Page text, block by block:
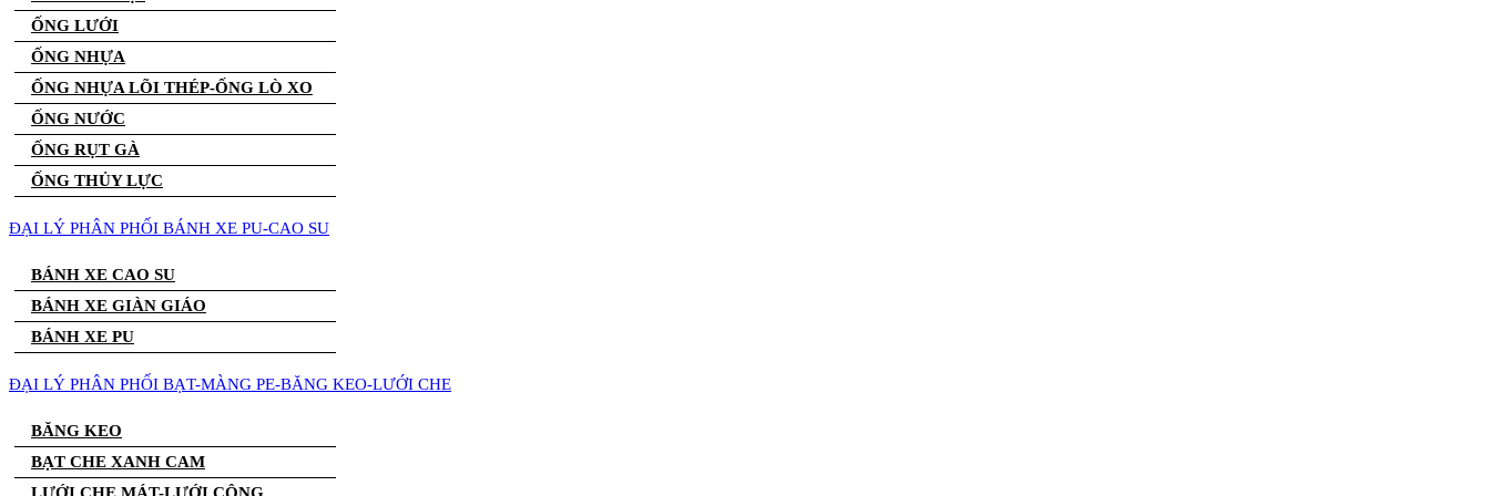
ỐNG LƯỚI
ỐNG NHỰA
ỐNG NHỰA LÕI THÉP-ỐNG LÒ XO
ỐNG NƯỚC
ỐNG RỤT GÀ
ỐNG THỦY LỰC
ĐẠI LÝ PHÂN PHỐI BÁNH XE PU-CAO SU
BÁNH XE CAO SU
BÁNH XE GIÀN GIÁO
BÁNH XE PU
ĐẠI LÝ PHÂN PHỐI BẠT-MÀNG PE-BĂNG KEO-LƯỚI CHE
BĂNG KEO
BẠT CHE XANH CAM